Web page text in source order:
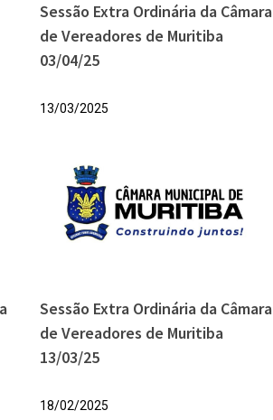
Sessão Extra Ordinária da Câmara
de Vereadores de Muritiba
03/04/25
13/03/2025
Sessão Extra Ordinária da Câmara
de Vereadores de Muritiba
13/03/25
18/02/2025